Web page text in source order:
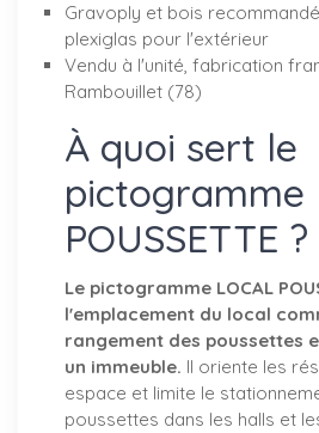
Gravoply et bois
plexiglas pour l'extérieur
Vendu à l'unité, fabrication
Rambouillet (78)
À quoi sert le
pictogramme
POUSSETTE ?
Le pictogramme LOCAL
l'emplacement du local
rangement des poussettes
un immeuble. Il oriente les
espace et limite le
poussettes dans les halls et